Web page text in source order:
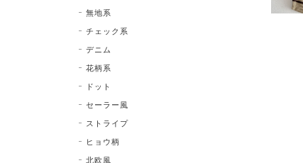
無地系
チェック系
デニム
花柄系
ドット
セーラー風
ストライプ
ヒョウ柄
北欧風